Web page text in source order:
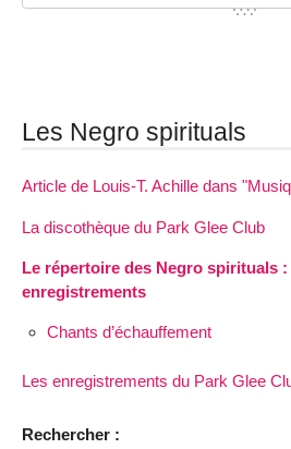
Les Negro spirituals
Article de Louis-T. Achille dans
La discothèque du Park Glee Club
Le répertoire des Negro spirituals :
enregistrements
Chants d’échauffement
Les enregistrements du Park Glee
Rechercher :